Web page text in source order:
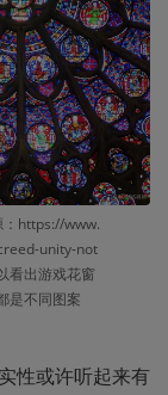
：https://www.
unity-not
看出游戏花窗
是不同图案
性或许听起来有